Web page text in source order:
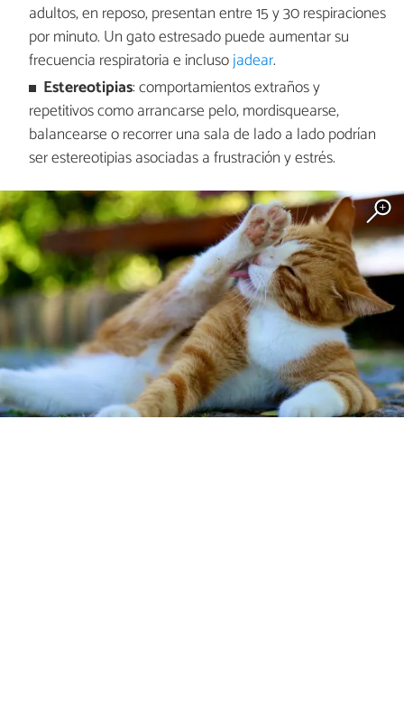
adultos, en reposo, presentan entre 15 y 30 respiraciones
por minuto. Un gato estresado puede aumentar su
frecuencia respiratoria e inclusojadear.
Estereotipias: comportamientos extraños y
repetitivos como arrancarse pelo, mordisquearse,
balancearse o recorrer una sala de lado a lado podrían
ser estereotipias asociadas a frustración y estrés.